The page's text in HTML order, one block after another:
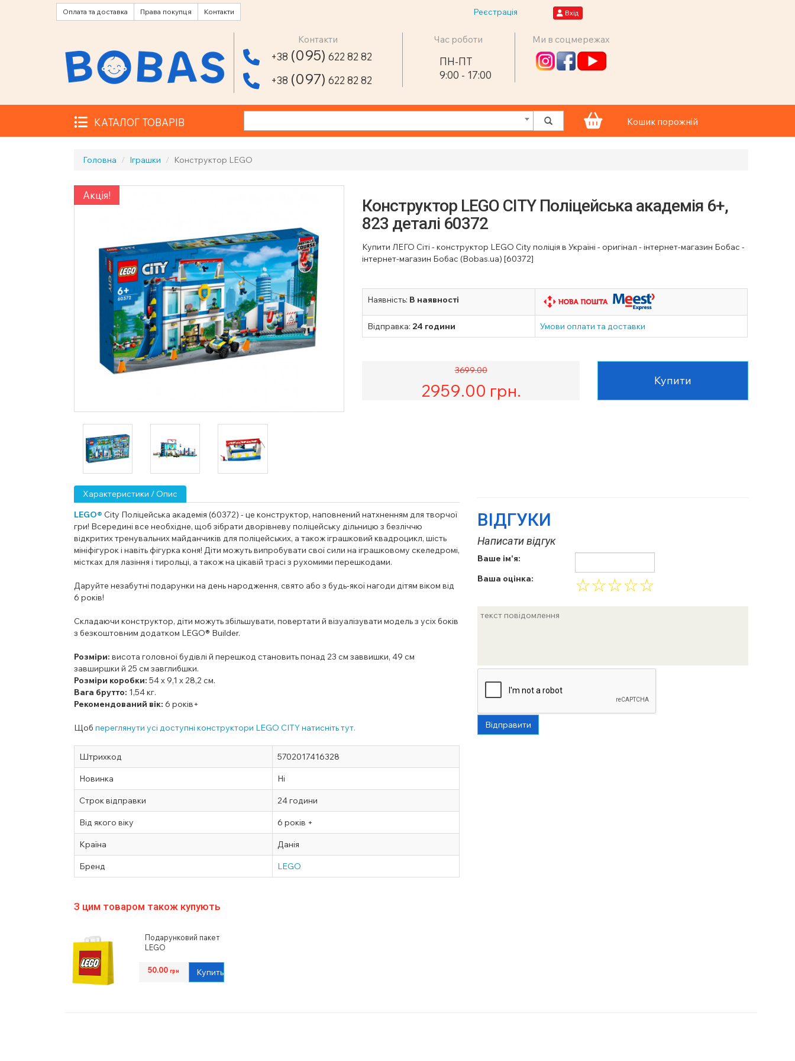
Оплата та доставка Права покупця Контакти Реєстрація Вхід
Контакти
+38 (095) 622 82 82
+38 (097) 622 82 82
Час роботи
ПН-ПТ
9:00 - 17:00
Ми в соцмережах
КАТАЛОГ ТОВАРІВ Кошик порожній
Головна Іграшки Конструктор LEGO
Акція!
Конструктор LEGO CITY Поліцейська академія 6+,
823 деталі 60372
Купити ЛЕГО Сіті - конструктор LEGO City поліція в Україні - оригінал - інтернет-магазин Бобас -
інтернет-магазин Бобас (Bobas.ua) [60372]
Наявність: В наявності
Відправка: 24 години Умови оплати та доставки
3699.00
2959.00 грн. Купити
Характеристики / Опис
LEGO® City Поліцейська академія (60372) - це конструктор, наповнений натхненням для творчої
гри! Всередині все необхідне, щоб зібрати дворівневу поліцейську дільницю з безліччю
відкритих тренувальних майданчиків для поліцейських, а також іграшковий квадроцикл, шість
мініфігурок і навіть фігурка коня! Діти можуть випробувати свої сили на іграшковому скеледромі,
містках для лазіння і тирольці, а також на цікавій трасі з рухомими перешкодами.
Даруйте незабутні подарунки на день народження, свято або з будь-якої нагоди дітям віком від
6 років!
Складаючи конструктор, діти можуть збільшувати, повертати й візуалізувати модель з усіх боків
з безкоштовним додатком LEGO® Builder.
Розміри: висота головної будівлі й перешкод становить понад 23 см заввишки, 49 см
завширшки й 25 см завглибшки.
Розміри коробки: 54 х 9,1 х 28,2 см.
Вага брутто: 1,54 кг.
Рекомендований вік: 6 років+
Щоб переглянути усі доступні конструктори LEGO CITY натисніть тут.
Штрихкод 5702017416328
Новинка Ні
Строк відправки 24 години
Від якого віку 6 років +
Країна Данія
Бренд LEGO
ВІДГУКИ
Написати відгук
Ваше ім'я:
Ваша оцінка:
☆
☆
☆
☆
☆
Відправити
З цим товаром також купують
Подарунковий пакет
LEGO
50.00грн Купить